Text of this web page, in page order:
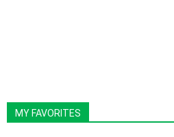
MY FAVORITES